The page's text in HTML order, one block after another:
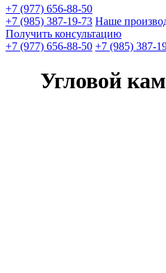
+7 (977) 656-88-50
+7 (985) 387-19-73 Наше
Получить консультацию
+7 (977) 656-88-50 +7 (985) 387-
Угловой